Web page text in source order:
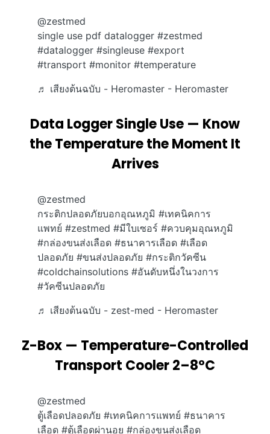
@zestmed
single use pdf datalogger #zestmed
#datalogger #singleuse #export
#transport #monitor #temperature
♬ เสียงต้นฉบับ - Heromaster - Heromaster
Data Logger Single Use — Know
the Temperature the Moment It
Arrives
@zestmed
กระติกปลอดภัยบอกอุณหภูมิ #เทคนิคการ
แพทย์ #zestmed #มีใบเซอร์ #ควบคุมอุณหภูมิ
#กล่องขนส่งเลือด #ธนาคารเลือด #เลือด
ปลอดภัย #ขนส่งปลอดภัย #กระติกวัคซีน
#coldchainsolutions #อันดับหนึ่งในวงการ
#วัคซีนปลอดภัย
♬ เสียงต้นฉบับ - zest-med - Heromaster
Z-Box — Temperature-Controlled
Transport Cooler 2–8°C
@zestmed
ตู้เลือดปลอดภัย #เทคนิคการแพทย์ #ธนาคาร
เลือด #ตู้เลือดผ่านอย #กล่องขนส่งเลือด